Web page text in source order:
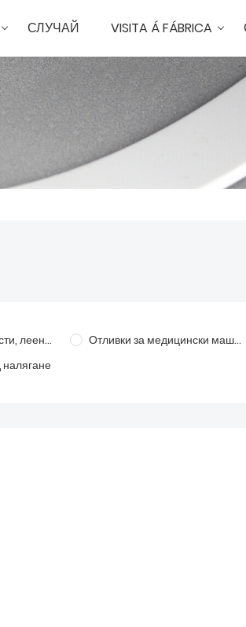
СЛУЧАЙ VISITA Á FÁBRICA
Комуникационни части, леене под налягане
Отливки за медицински машини